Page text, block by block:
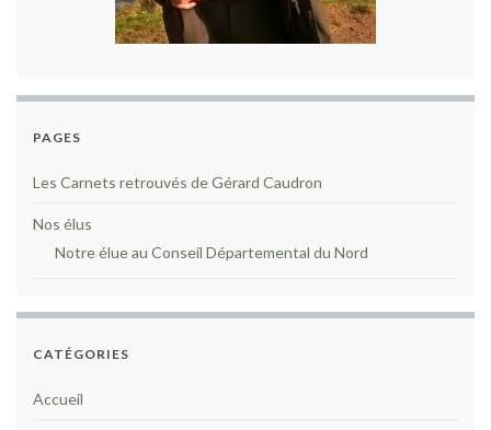
PAGES
Les Carnets retrouvés de Gérard Caudron
Nos élus
Notre élue au Conseil Départemental du Nord
CATÉGORIES
Accueil